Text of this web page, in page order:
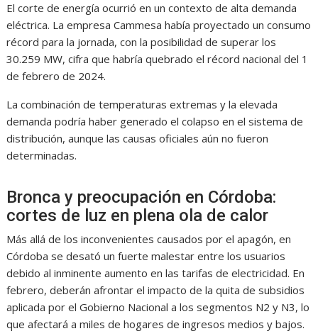
El corte de energía ocurrió en un contexto de alta demanda
eléctrica. La empresa Cammesa había proyectado un consumo
récord para la jornada, con la posibilidad de superar los
30.259 MW, cifra que habría quebrado el récord nacional del 1
de febrero de 2024.
La combinación de temperaturas extremas y la elevada
demanda podría haber generado el colapso en el sistema de
distribución, aunque las causas oficiales aún no fueron
determinadas.
Bronca y preocupación en Córdoba:
cortes de luz en plena ola de calor
Más allá de los inconvenientes causados por el apagón, en
Córdoba se desató un fuerte malestar entre los usuarios
debido al inminente aumento en las tarifas de electricidad. En
febrero, deberán afrontar el impacto de la quita de subsidios
aplicada por el Gobierno Nacional a los segmentos N2 y N3, lo
que afectará a miles de hogares de ingresos medios y bajos.